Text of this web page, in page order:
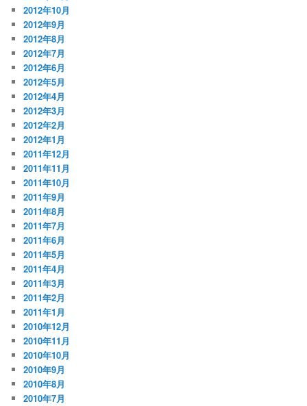
2012年10月
2012年9月
2012年8月
2012年7月
2012年6月
2012年5月
2012年4月
2012年3月
2012年2月
2012年1月
2011年12月
2011年11月
2011年10月
2011年9月
2011年8月
2011年7月
2011年6月
2011年5月
2011年4月
2011年3月
2011年2月
2011年1月
2010年12月
2010年11月
2010年10月
2010年9月
2010年8月
2010年7月